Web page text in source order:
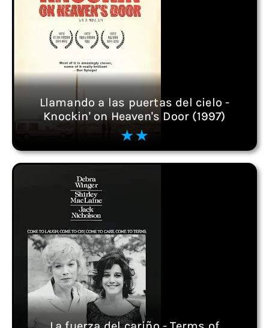
Llamando a las puertas del cielo -
Knockin' on Heaven's Door (1997)